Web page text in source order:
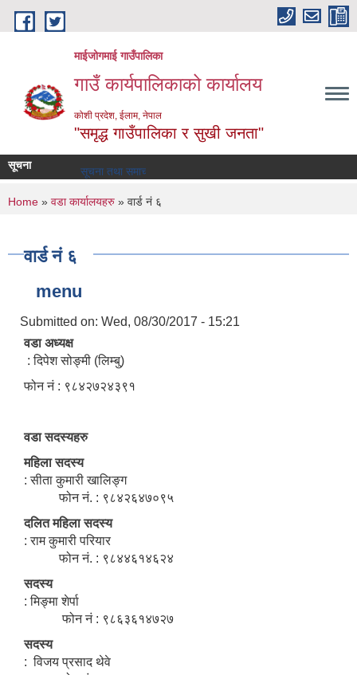
Skip to main content
माईजोगमाई गाउँपालिका
गाउँ कार्यपालिकाको कार्यालय
कोशी प्रदेश, ईलाम, नेपाल
"समृद्ध गाउँपालिका र सुखी जनता"
सूचना सूचना तथा समाचार
You are here
Home » वडा कार्यालयहरु » वार्ड नं ६
वार्ड नं ६
menu
Submitted on: Wed, 08/30/2017 - 15:21
वडा अध्यक्ष
: दिपेश सोङ्मी (लिम्बु)
फोन नं : ९८४२७२४३९१
वडा सदस्यहरु
महिला सदस्य
: सीता कुमारी खालिङ्ग
फोन नं. : ९८४२६४७०९५
दलित महिला सदस्य
: राम कुमारी परियार
फोन नं. : ९८४४६१४६२४
सदस्य
: मिङ्मा शेर्पा
फोन नं : ९८६३६१४७२७
सदस्य
: विजय प्रसाद थेवे